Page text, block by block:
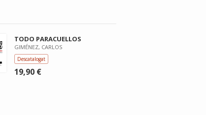
TODO PARACUELLOS
GIMÉNEZ, CARLOS
Descatalogat
19,90 €